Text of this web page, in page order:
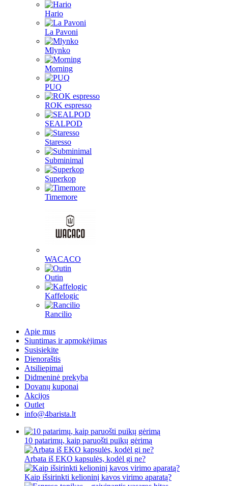
Hario
La Pavoni
Mlynko
Morning
PUQ
ROK espresso
SEALPOD
Staresso
Subminimal
Superkop
Timemore
WACACO
Outin
Kaffelogic
Rancilio
Apie mus
Siuntimas ir apmokėjimas
Susisiekite
Dienoraštis
Atsiliepimai
Didmeninė prekyba
Dovanų kuponai
Akcijos
Outlet
info@4barista.lt
10 patarimų, kaip paruošti puikų gėrimą
Arbata iš EKO kapsulės, kodėl gi ne?
Kaip išsirinkti kelioninį kavos virimo aparatą?